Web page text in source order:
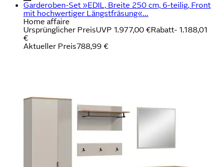
Garderoben-Set »EDIL, Breite 250 cm, 6-teilig, Front
mit hochwertiger Längstfräsung«...
Home affaire
Ursprünglicher PreisUVP 1.977,00 €Rabatt- 1.188,01
€
Aktueller Preis788,99 €